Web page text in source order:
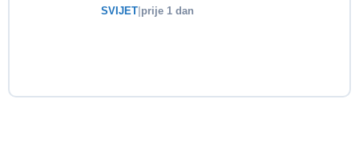
SVIJET prije 1 dan